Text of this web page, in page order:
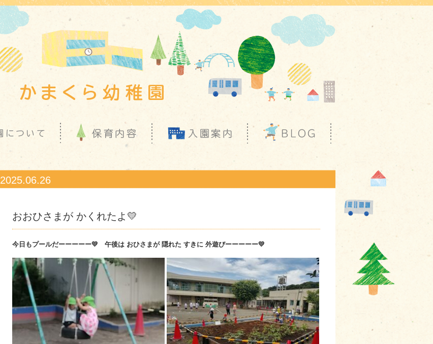
2025.06.26
おおひさまが かくれたよ💛
今日もプールだーーーーー💛 午後は おひさまが 隠れた すきに 外遊びーーーーー💛